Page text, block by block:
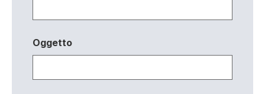
Oggetto